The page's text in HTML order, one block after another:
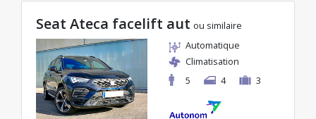
Seat Ateca facelift aut ou similaire
Automatique
Climatisation
5
4 3